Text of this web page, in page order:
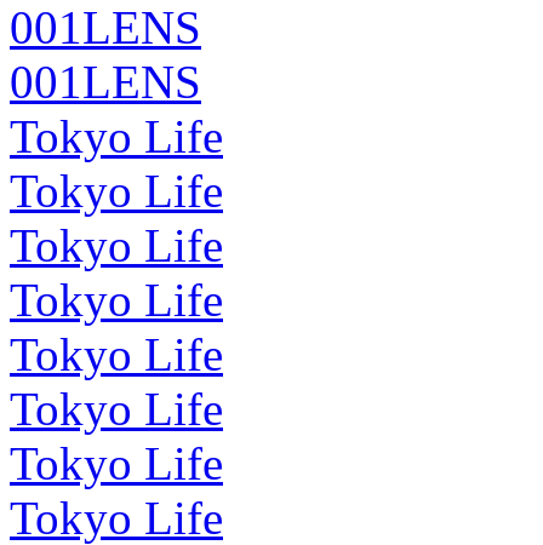
001LENS
001LENS
Tokyo Life
Tokyo Life
Tokyo Life
Tokyo Life
Tokyo Life
Tokyo Life
Tokyo Life
Tokyo Life